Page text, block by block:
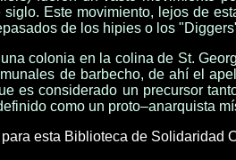
Este movimiento, lejos de
de los hipies o los
colonia en la colina de St.
de barbecho, de ahí el
es considerado un precursor
como un proto‒anarquista
esta Biblioteca de Solidaridad